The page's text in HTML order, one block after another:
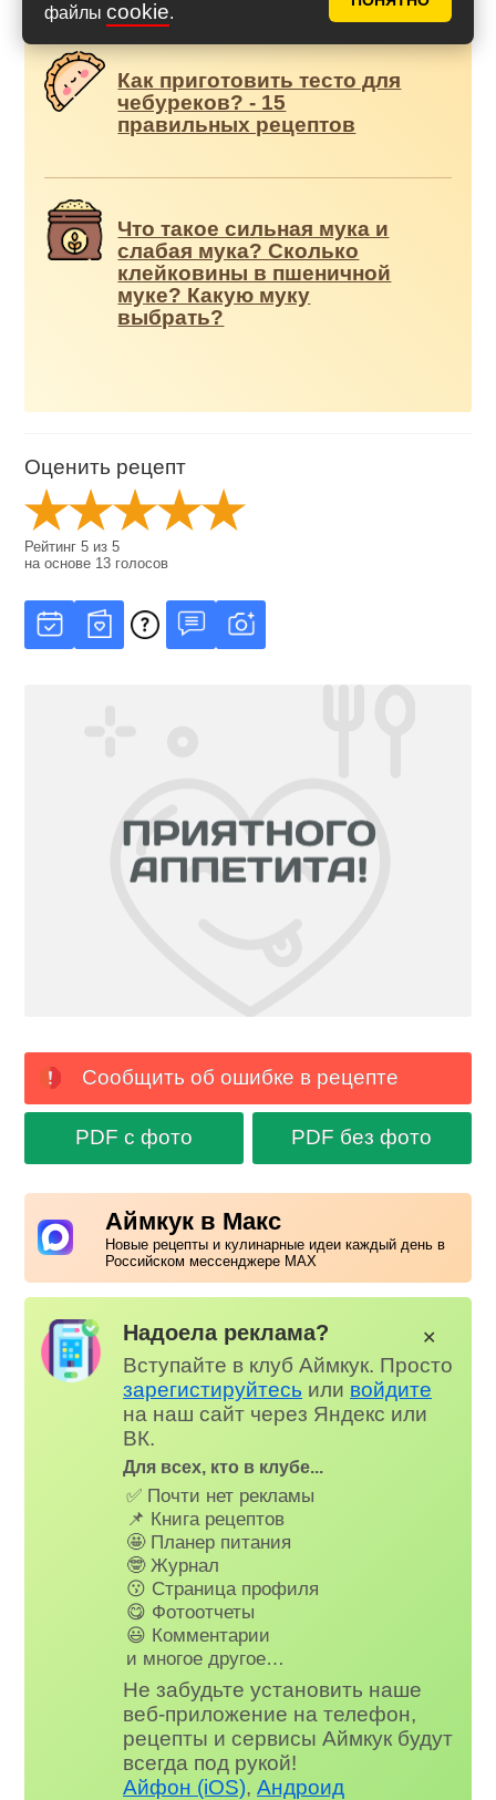
файлы cookie.
Как приготовить тесто для
чебуреков? - 15
правильных рецептов
Что такое сильная мука и
слабая мука? Сколько
клейковины в пшеничной
муке? Какую муку
выбрать?
Оценить рецепт
Рейтинг5 из5
на основе 13 голосов
Сообщить об ошибке в рецепте
PDF с фото PDF без фото
Аймкук в Макс
Новые рецепты и кулинарные идеи каждый день в
Российском мессенджере MAX
Надоела реклама?
Вступайте в клуб Аймкук. Просто
зарегистируйтесь или войдите
на наш сайт через Яндекс или
ВК.
Для всех, кто в клубе...
✅ Почти нет рекламы
📌 Книга рецептов
🤩 Планер питания
🤓 Журнал
😗 Страница профиля
😋 Фотоотчеты
😃 Комментарии
и многое другое…
Не забудьте установить наше
веб-приложение на телефон,
рецепты и сервисы Аймкук будут
всегда под рукой!
Айфон (iOS),Андроид
✕